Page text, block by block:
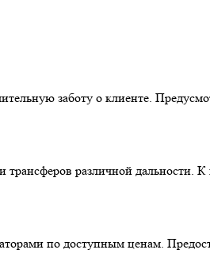
заботу о клиенте.
различной дальности.
по доступным ценам.